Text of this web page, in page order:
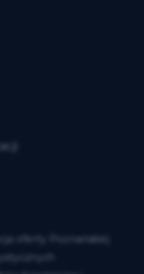
oferty Poznańskiej